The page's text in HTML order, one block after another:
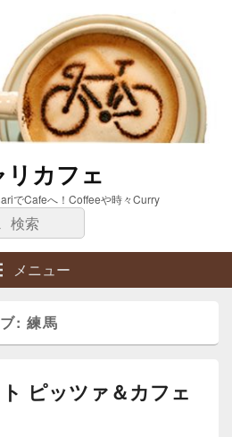
リカフェ
でCafeへ！Coffeeや時々Curry
検
索
メニュー
ブ:練馬
ピッツァ＆カフェ